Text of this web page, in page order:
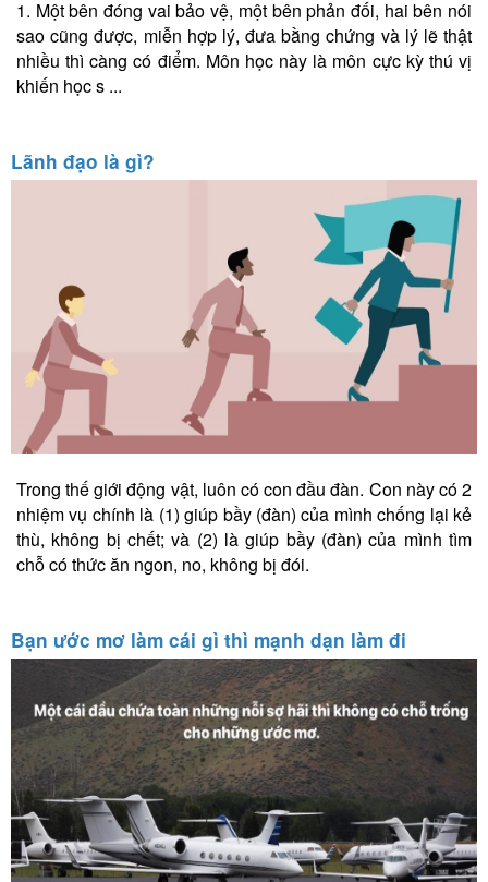
1. Một bên đóng vai bảo vệ, một bên phản đối, hai bên nói
sao cũng được, miễn hợp lý, đưa bằng chứng và lý lẽ thật
nhiều thì càng có điểm. Môn học này là môn cực kỳ thú vị
khiến học s ...
Lãnh đạo là gì?
Trong thế giới động vật, luôn có con đầu đàn. Con này có 2
nhiệm vụ chính là (1) giúp bầy (đàn) của mình chống lại kẻ
thù, không bị chết; và (2) là giúp bầy (đàn) của mình tìm
chỗ có thức ăn ngon, no, không bị đói.
Bạn ước mơ làm cái gì thì mạnh dạn làm đi